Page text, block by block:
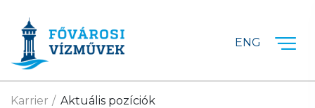
ENG
Karrier Aktuális pozíciók